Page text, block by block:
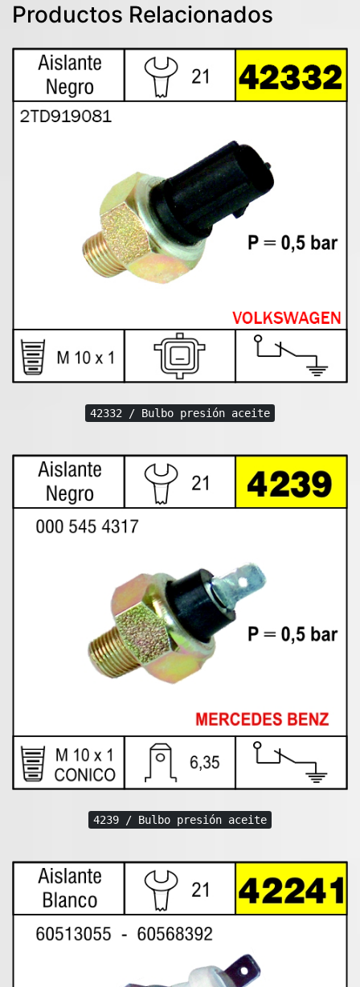
Productos Relacionados
42332 / Bulbo presión aceite
4239 / Bulbo presión aceite